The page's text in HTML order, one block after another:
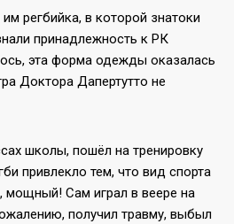
регбийка, в которой знатоки
принадлежность к РК
эта форма одежды оказалась
Доктора Дапертутто не
школы, пошёл на тренировку
привлекло тем, что вид спорта
мощный! Сам играл в веере на
получил травму, выбыл